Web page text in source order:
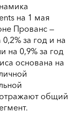
на 1 мая
Прованс —
за год и на
на 0,9% за год
основана на
отражают общий